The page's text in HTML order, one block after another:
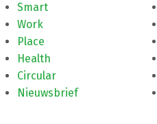
Smart
Work
Place
Health
Circular
Nieuwsbrief